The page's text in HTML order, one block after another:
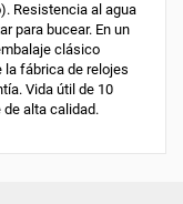
Resistencia al agua
para bucear. En un
clásico
la fábrica de relojes
Vida útil de 10
de alta calidad.